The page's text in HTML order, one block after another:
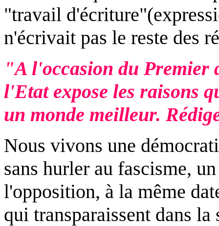
"travail
n'écrivait pas le reste des
"A l'occasion du Premier
l'Etat expose les raisons
un monde meilleur.
Nous vivons une
sans hurler au fascisme,
l'opposition, à la même
qui transparaissent dans